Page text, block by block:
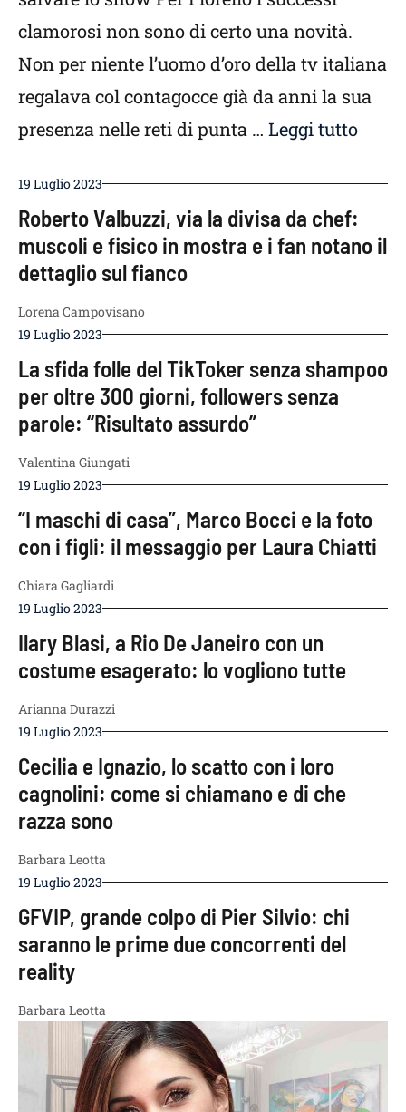
19 Luglio 2023
Roberto Valbuzzi, via la divisa da chef:
muscoli e fisico in mostra e i fan notano il
dettaglio sul fianco
Lorena Campovisano
19 Luglio 2023
La sfida folle del TikToker senza shampoo
per oltre 300 giorni, followers senza
parole: “Risultato assurdo”
Valentina Giungati
19 Luglio 2023
“I maschi di casa”, Marco Bocci e la foto
con i figli: il messaggio per Laura Chiatti
Chiara Gagliardi
19 Luglio 2023
Ilary Blasi, a Rio De Janeiro con un
costume esagerato: lo vogliono tutte
Arianna Durazzi
19 Luglio 2023
Cecilia e Ignazio, lo scatto con i loro
cagnolini: come si chiamano e di che
razza sono
Barbara Leotta
19 Luglio 2023
GFVIP, grande colpo di Pier Silvio: chi
saranno le prime due concorrenti del
reality
Barbara Leotta
clamorosi non sono di certo una novità.
Non per niente l’uomo d’oro della tv italiana
regalava col contagocce già da anni la sua
presenza nelle reti di punta … Leggi tutto